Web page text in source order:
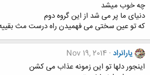
چه خوب میشد
دنیای ما پر می شد از این گروه دوم
که تو عین سختی می فهمیدن راه درست مث بقییه
یارانراد Nov 19, 2014
اینجور دلها تو این زمونه عذاب می کشن